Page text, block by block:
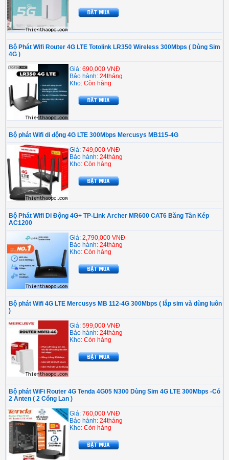
Bộ Phát Wifi Router 4G LTE Totolink LR350 Wireless 300Mbps ( Dùng Sim
4G )
Giá: 690,000 VNĐ
Bảo hành: 24tháng
Kho: Còn hàng
Bộ phát Wifi di động 4G LTE 300Mbps Mercusys MB115-4G
Giá: 749,000 VNĐ
Bảo hành: 24tháng
Kho: Còn hàng
Bộ Phát Wifi Di Động 4G+ TP-Link Archer MR600 CAT6 Băng Tần Kép
AC1200
Giá: 2,790,000 VNĐ
Bảo hành: 24tháng
Kho: Còn hàng
Bộ phát Wifi 4G LTE Mercusys MB 112-4G 300Mbps ( lắp sim và dùng luôn
)
Giá: 599,000 VNĐ
Bảo hành: 24tháng
Kho: Còn hàng
Bộ phát WiFi Router 4G Tenda 4G05 N300 Dùng Sim 4G LTE 300Mbps -Có
2 Anten ( 2 Cổng Lan )
Giá: 760,000 VNĐ
Bảo hành: 24tháng
Kho: Còn hàng